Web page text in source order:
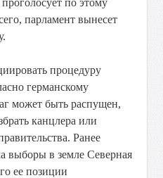
по этому
парламент вынесет
процедуру
германскому
может быть распущен,
канцлера или
Ранее
выборы в земле Северная
ее позиции